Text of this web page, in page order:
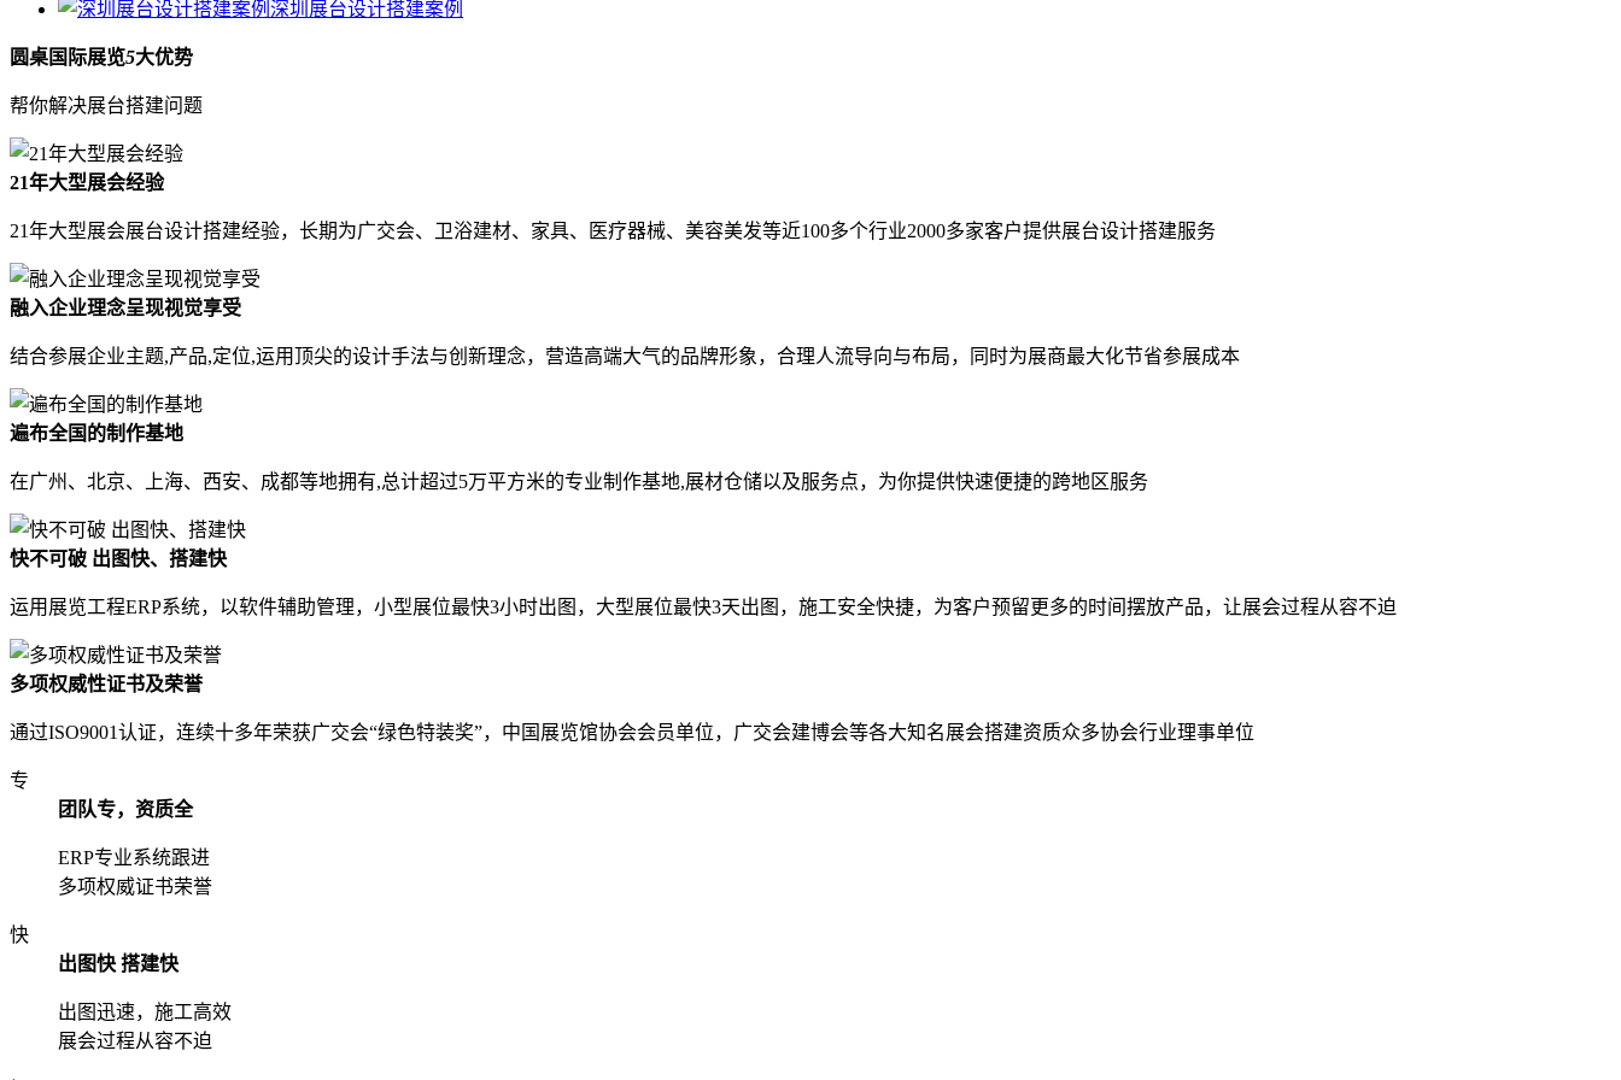
深圳展台设计搭建案例
圆桌国际展览5大优势
帮你解决展台搭建问题
21年大型展会经验
21年大型展会展台设计搭建经验，长期为广交会、卫浴建材、家具、医疗器械、美容美发等近100多个行业2000多家客户提供展台设计搭建服务
融入企业理念呈现视觉享受
结合参展企业主题,产品,定位,运用顶尖的设计手法与创新理念，营造高端大气的品牌形象，合理人流导向与布局，同时为展商最大化节省参展成本
遍布全国的制作基地
在广州、北京、上海、西安、成都等地拥有,总计超过5万平方米的专业制作基地,展材仓储以及服务点，为你提供快速便捷的跨地区服务
快不可破 出图快、搭建快
运用展览工程ERP系统，以软件辅助管理，小型展位最快3小时出图，大型展位最快3天出图，施工安全快捷，为客户预留更多的时间摆放产品，让展会过程从容不迫
多项权威性证书及荣誉
通过ISO9001认证，连续十多年荣获广交会“绿色特装奖”，中国展览馆协会会员单位，广交会建博会等各大知名展会搭建资质众多协会行业理事单位
专
团队专，资质全
ERP专业系统跟进
多项权威证书荣誉
快
出图快 搭建快
出图迅速，施工高效
展会过程从容不迫